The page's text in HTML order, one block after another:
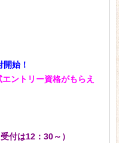
始！
ントリー資格がもらえ
付は12：30～）